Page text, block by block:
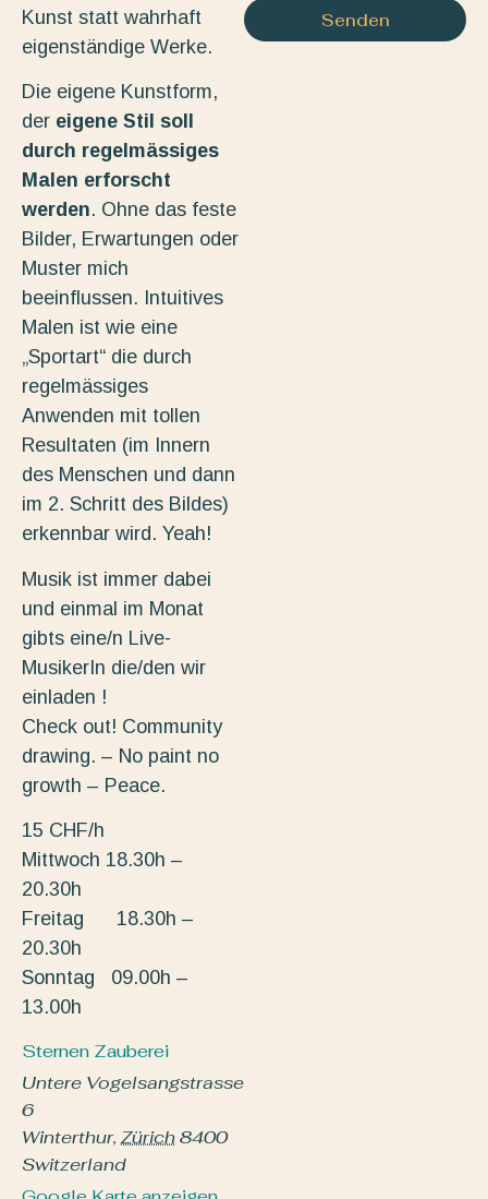
Kunst statt wahrhaft
eigenständige Werke.
Die eigene Kunstform,
der eigene Stil soll
durch regelmässiges
Malen erforscht
werden. Ohne das feste
Bilder, Erwartungen oder
Muster mich
beeinflussen. Intuitives
Malen ist wie eine
„Sportart“ die durch
regelmässiges
Anwenden mit tollen
Resultaten (im Innern
des Menschen und dann
im 2. Schritt des Bildes)
erkennbar wird. Yeah!
Musik ist immer dabei
und einmal im Monat
gibts eine/n Live-
MusikerIn die/den wir
einladen !
Check out! Community
drawing. – No paint no
growth – Peace.
15 CHF/h
Mittwoch 18.30h –
20.30h
Freitag 18.30h –
20.30h
Sonntag 09.00h –
13.00h
Sternen Zauberei
Untere Vogelsangstrasse
6
Winterthur, Zürich8400
Switzerland
Senden